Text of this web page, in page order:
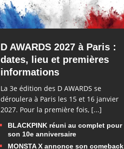
D AWARDS 2027 à Paris :
dates, lieu et premières
informations
La 3e édition des D AWARDS se
déroulera à Paris les 15 et 16 janvier
2027. Pour la première fois, [...]
BLACKPINK réuni au complet pour
son 10e anniversaire
MONSTA X annonce son comeback